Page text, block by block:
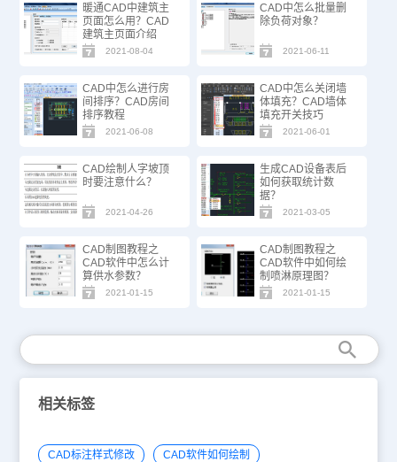
暖通CAD中建筑主
页面怎么用？CAD
建筑主页面介绍
2021-08-04
CAD中怎么批量删
除负荷对象？
2021-06-11
CAD中怎么进行房
间排序？CAD房间
排序教程
2021-06-08
CAD中怎么关闭墙
体填充？CAD墙体
填充开关技巧
2021-06-01
CAD绘制人字坡顶
时要注意什么？
2021-04-26
生成CAD设备表后
如何获取统计数
据？
2021-03-05
CAD制图教程之
CAD软件中怎么计
算供水参数？
2021-01-15
CAD制图教程之
CAD软件中如何绘
制喷淋原理图？
2021-01-15
相关标签
CAD标注样式修改 CAD软件如何绘制